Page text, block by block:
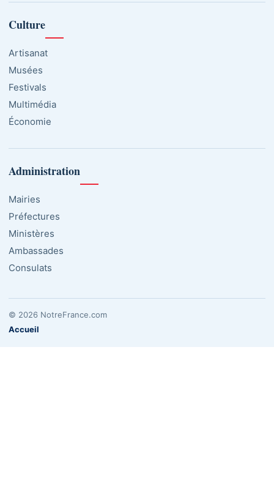
Culture
Artisanat
Musées
Festivals
Multimédia
Économie
Administration
Mairies
Préfectures
Ministères
Ambassades
Consulats
© 2026 NotreFrance.com
Accueil